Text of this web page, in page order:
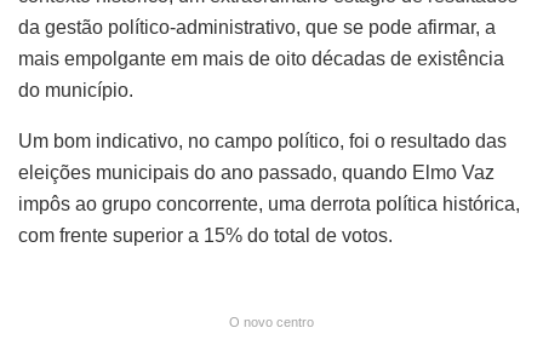
da gestão político-administrativo, que se pode afirmar, a
mais empolgante em mais de oito décadas de existência
do município.
Um bom indicativo, no campo político, foi o resultado das
eleições municipais do ano passado, quando Elmo Vaz
impôs ao grupo concorrente, uma derrota política histórica,
com frente superior a 15% do total de votos.
O novo centro